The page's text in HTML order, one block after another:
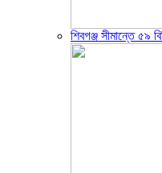
শিবগঞ্জ সীমান্তে ৫৯